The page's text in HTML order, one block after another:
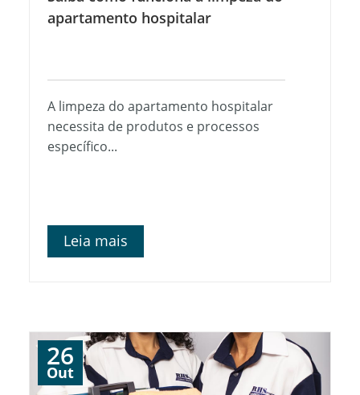
apartamento hospitalar
A limpeza do apartamento hospitalar
necessita de produtos e processos
específico...
Leia mais
26
Out